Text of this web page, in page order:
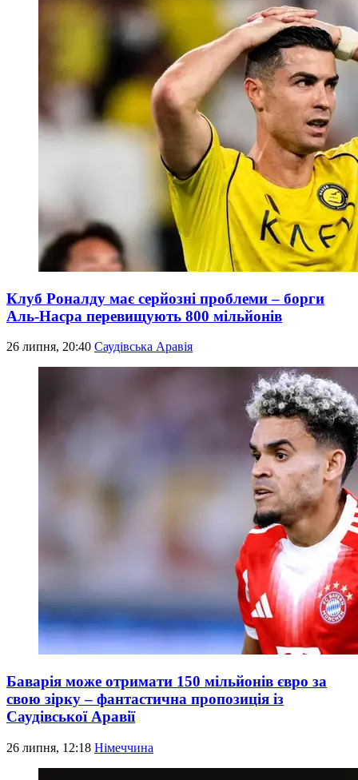
Клуб Роналду має серйозні проблеми – борги
Аль-Насра перевищують 800 мільйонів
26 липня, 20:40 Саудівська Аравія
Баварія може отримати 150 мільйонів євро за
свою зірку – фантастична пропозиція із
Саудівської Аравії
26 липня, 12:18 Німеччина